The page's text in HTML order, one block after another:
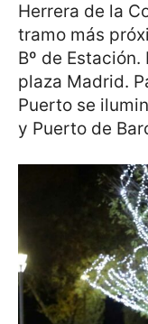
Herrera de la
tramo más
Bº de
plaza Madrid.
Puerto se
y Puerto de